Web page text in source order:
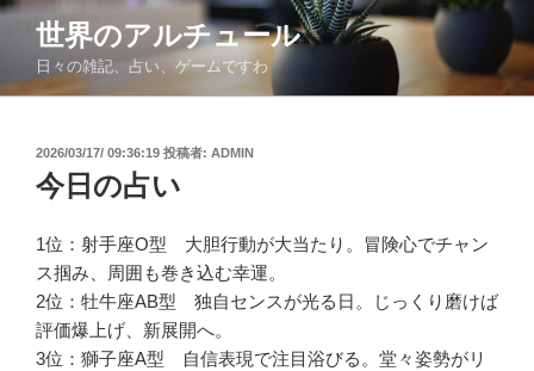
コ
ン
世界のアルチュール
日々の雑記、占い、ゲームですわ
投
稿
日:
2026/03/17/ 09:36:19 投稿者: ADMIN
今日の占い
1位：射手座O型 大胆行動が大当たり。冒険心でチャン
ス掴み、周囲も巻き込む幸運。
2位：牡牛座AB型 独自センスが光る日。じっくり磨けば
評価爆上げ、新展開へ。
3位：獅子座A型 自信表現で注目浴びる。堂々姿勢がリ